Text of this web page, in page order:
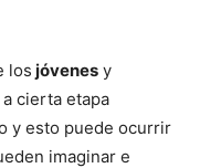
los jóvenes y
cierta etapa
y esto puede ocurrir
imaginar e